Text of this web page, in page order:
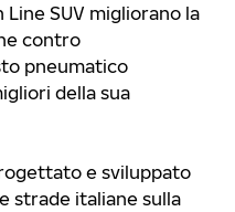
SUV migliorano la
contro
pneumatico
della sua
e sviluppato
strade italiane sulla